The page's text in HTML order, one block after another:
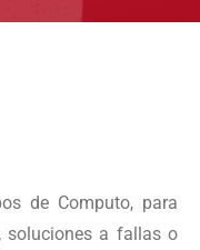
de Computo, para
soluciones a fallas o